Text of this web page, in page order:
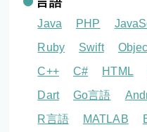
Java PHP
Ruby
Swift
C++
C# HTML
Dart
Go言語
R言語
MATLAB